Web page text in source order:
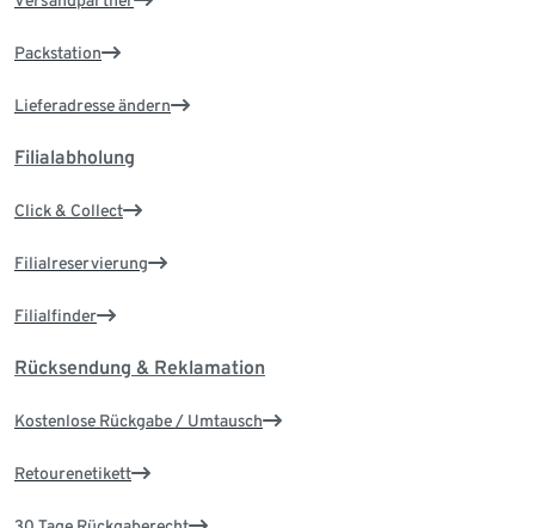
Packstation
Lieferadresse ändern
Filialabholung
Click & Collect
Filialreservierung
Filialfinder
Rücksendung & Reklamation
Kostenlose Rückgabe / Umtausch
Retourenetikett